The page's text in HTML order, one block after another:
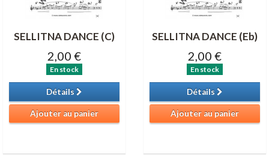
SELLITNA DANCE (C)
2,00 €
En stock
Détails
Ajouter au panier
SELLITNA DANCE (Eb)
2,00 €
En stock
Détails
Ajouter au panier